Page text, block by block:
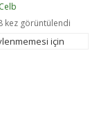
kez görüntülendi